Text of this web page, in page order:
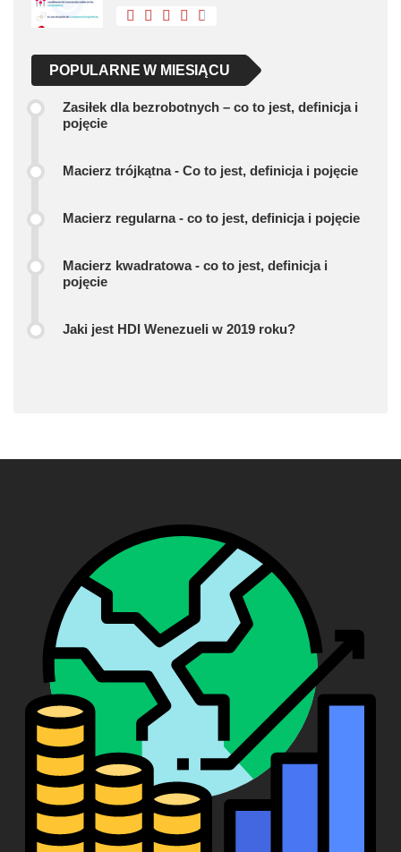
POPULARNE W MIESIĄCU
Zasiłek dla bezrobotnych – co to jest, definicja i
pojęcie
Macierz trójkątna - Co to jest, definicja i pojęcie
Macierz regularna - co to jest, definicja i pojęcie
Macierz kwadratowa - co to jest, definicja i
pojęcie
Jaki jest HDI Wenezueli w 2019 roku?